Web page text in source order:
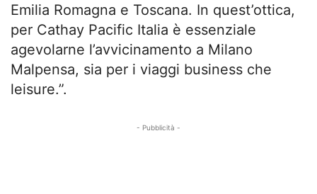
Emilia Romagna e Toscana. In quest’ottica,
per Cathay Pacific Italia è essenziale
agevolarne l’avvicinamento a Milano
Malpensa, sia per i viaggi business che
leisure.”.
- Pubblicità -